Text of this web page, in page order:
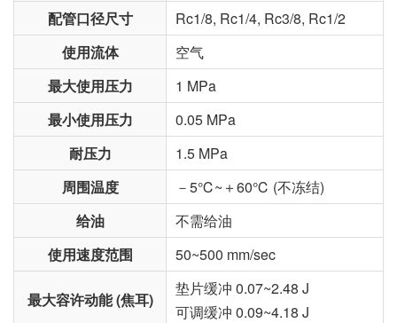
配管口径尺寸
Rc1/8, Rc1/4, Rc3/8, Rc1/2
使用流体
空气
最大使用压力
1 MPa
最小使用压力
0.05 MPa
耐压力
1.5 MPa
周围温度
－5℃~＋60℃ (不冻结)
给油
不需给油
使用速度范围
50~500 mm/sec
最大容许动能 (焦耳)
垫片缓冲 0.07~2.48 J
可调缓冲 0.09~4.18 J